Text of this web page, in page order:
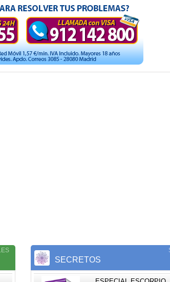
SECRETOS